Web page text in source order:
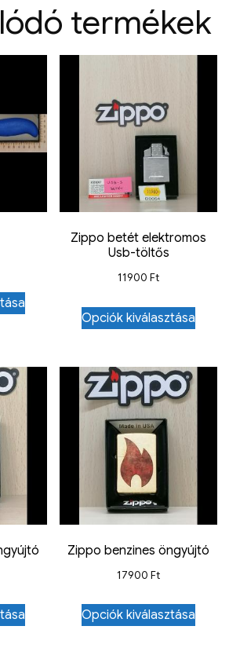
termékek
Zippo betét elektromos
Usb-töltős
11900Ft
Opciók kiválasztása
Zippo benzines öngyújtó
17900Ft
Opciók kiválasztása